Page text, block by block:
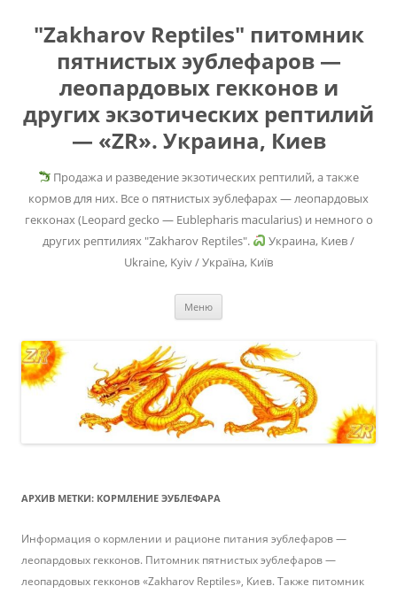
"Zakharov Reptiles" питомник
пятнистых эублефаров —
леопардовых гекконов и
других экзотических рептилий
— «ZR». Украина, Киев
Продажа и разведение экзотических рептилий, а также
кормов для них. Все о пятнистых эублефарах — леопардовых
гекконах (Leopard gecko — Eublepharis macularius) и немного о
других рептилиях "Zakharov Reptiles".
Украина, Киев /
Ukraine, Kyiv / Україна, Київ
Меню
АРХИВ МЕТКИ: КОРМЛЕНИЕ ЭУБЛЕФАРА
Информация о кормлении и рационе питания эублефаров —
леопардовых гекконов. Питомник пятнистых эублефаров —
леопардовых гекконов «Zakharov Reptiles», Киев. Также питомник